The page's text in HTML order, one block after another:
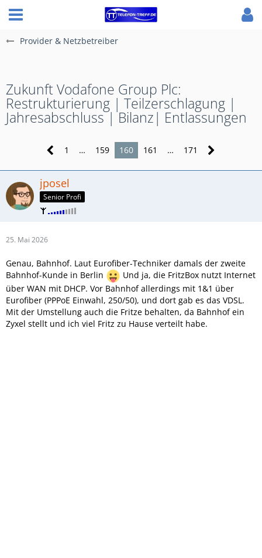
Provider & Netzbetreiber
Zukunft Vodafone Group Plc:
Restrukturierung | Teilzerschlagung |
Jahresabschluss | Bilanz| Entlassungen
1 … 159 160 161 … 171
jposel
Senior Profi
25. Mai 2026
Genau, Bahnhof. Laut Eurofiber-Techniker damals der zweite
Bahnhof-Kunde in Berlin
Und ja, die FritzBox nutzt Internet
über WAN mit DHCP. Vor Bahnhof allerdings mit 1&1 über
Eurofiber (PPPoE Einwahl, 250/50), und dort gab es das VDSL.
Mit der Umstellung auch die Fritze behalten, da Bahnhof ein
Zyxel stellt und ich viel Fritz zu Hause verteilt habe.